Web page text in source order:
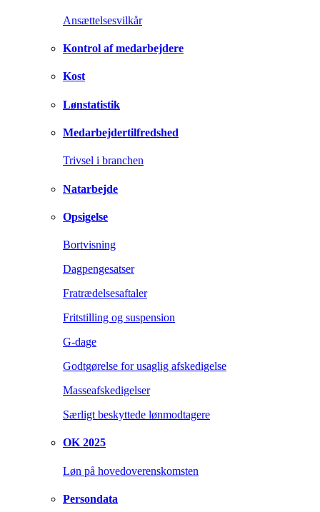
Ansættelsesvilkår
Kontrol af medarbejdere
Kost
Lønstatistik
Medarbejdertilfredshed
Trivsel i branchen
Natarbejde
Opsigelse
Bortvisning
Dagpengesatser
Fratrædelsesaftaler
Fritstilling og suspension
G-dage
Godtgørelse for usaglig afskedigelse
Masseafskedigelser
Særligt beskyttede lønmodtagere
OK 2025
Løn på hovedoverenskomsten
Persondata